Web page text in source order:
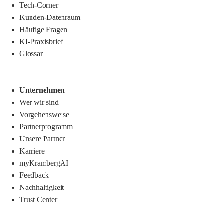
Tech-Corner
Kunden-Datenraum
Häufige Fragen
KI-Praxisbrief
Glossar
Unternehmen
Wer wir sind
Vorgehensweise
Partnerprogramm
Unsere Partner
Karriere
myKrambergAI
Feedback
Nachhaltigkeit
Trust Center